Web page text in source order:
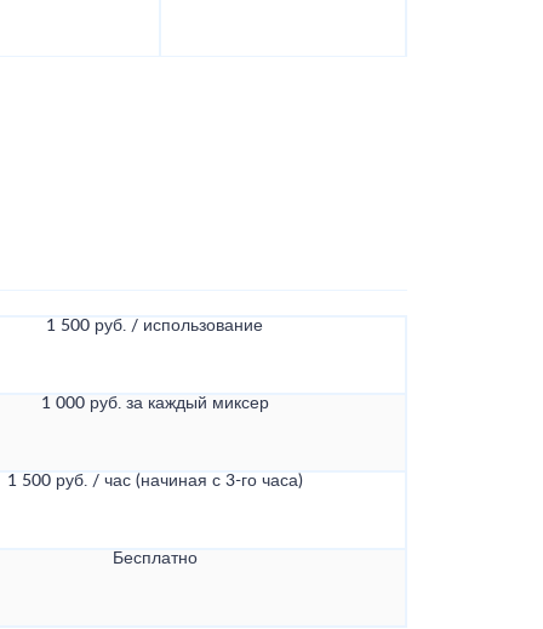
1 500 руб. / использование
1 000 руб. за каждый миксер
1 500 руб. / час (начиная с 3-го часа)
Бесплатно